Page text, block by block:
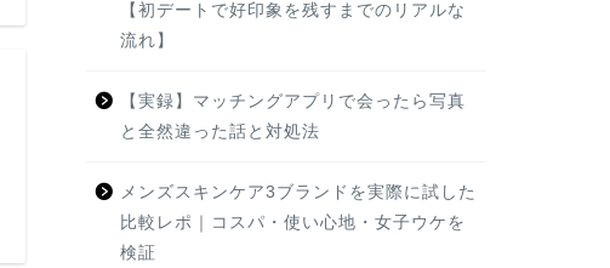
【初デートで好印象を残すまでのリアルな
流れ】
【実録】マッチングアプリで会ったら写真
と全然違った話と対処法
メンズスキンケア3ブランドを実際に試した
比較レポ｜コスパ・使い心地・女子ウケを
検証